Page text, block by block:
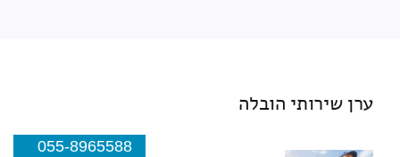
ערן שירותי הובלה
055-8965588